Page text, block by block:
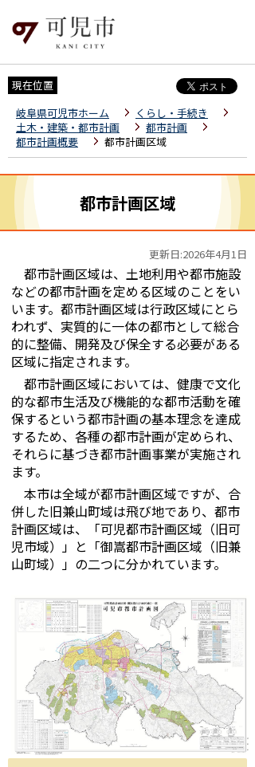
現在位置
岐阜県可児市ホーム
くらし・手続き
土木・建築・都市計画
都市計画
都市計画概要
都市計画区域
都市計画区域
更新日:2026年4月1日
都市計画区域は、土地利用や都市施設
などの都市計画を定める区域のことをい
います。都市計画区域は行政区域にとら
われず、実質的に一体の都市として総合
的に整備、開発及び保全する必要がある
区域に指定されます。
都市計画区域においては、健康で文化
的な都市生活及び機能的な都市活動を確
保するという都市計画の基本理念を達成
するため、各種の都市計画が定められ、
それらに基づき都市計画事業が実施され
ます。
本市は全域が都市計画区域ですが、合
併した旧兼山町域は飛び地であり、都市
計画区域は、「可児都市計画区域（旧可
児市域）」と「御嵩都市計画区域（旧兼
山町域）」の二つに分かれています。